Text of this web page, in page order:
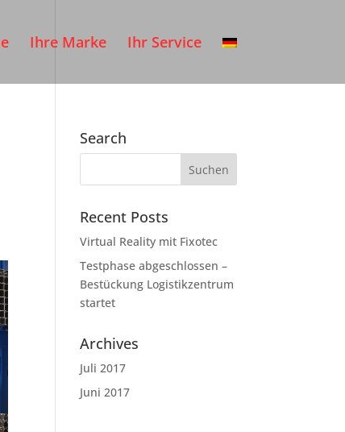
Ihre Marke Ihr Service
Search
Recent Posts
Virtual Reality mit Fixotec
Testphase abgeschlossen –
Bestückung Logistikzentrum
startet
Archives
Juli 2017
Juni 2017